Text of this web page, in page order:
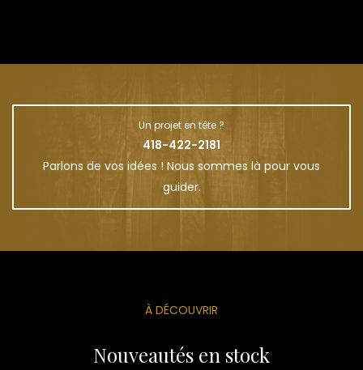
Un projet en tête ?
418-422-2181
Parlons de vos idées ! Nous sommes là pour vous
guider.
À DÉCOUVRIR
Nouveautés en stock